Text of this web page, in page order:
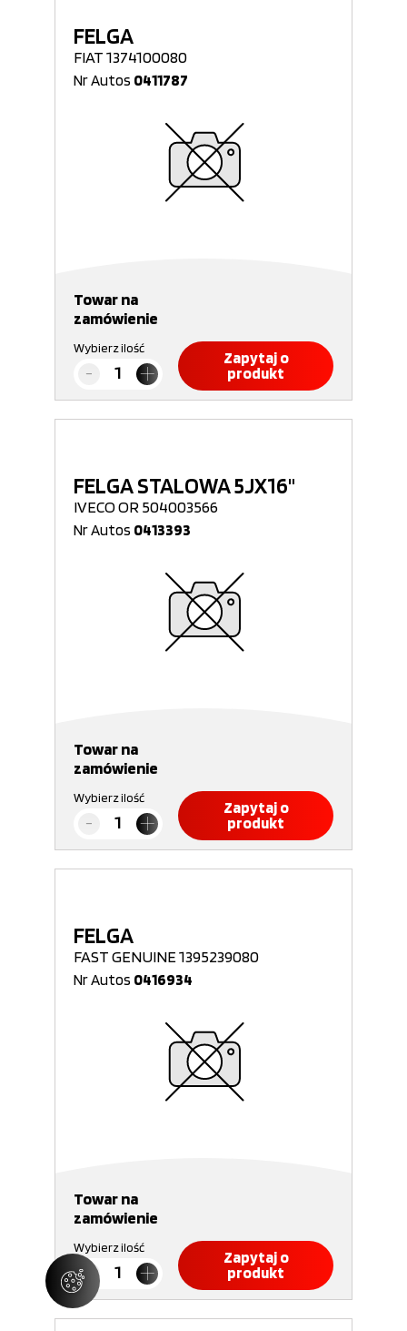
FELGA
FIAT 1374100080
Nr Autos 0411787
Towar na
zamówienie
Wybierz ilość
Zapytaj o
produkt
FELGA STALOWA 5JX16"
IVECO OR 504003566
Nr Autos 0413393
Towar na
zamówienie
Wybierz ilość
Zapytaj o
produkt
FELGA
FAST GENUINE 1395239080
Nr Autos 0416934
Towar na
zamówienie
Wybierz ilość
Zapytaj o
produkt